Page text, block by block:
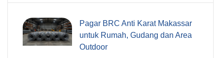
Pagar BRC Anti Karat Makassar
untuk Rumah, Gudang dan Area
Outdoor